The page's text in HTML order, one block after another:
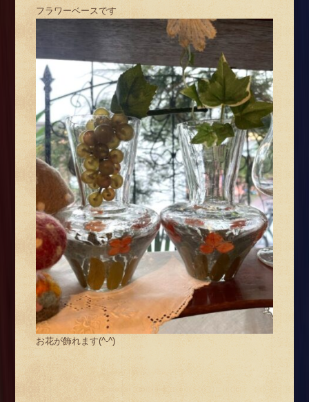
フラワーベースです
お花が飾れます(^-^)